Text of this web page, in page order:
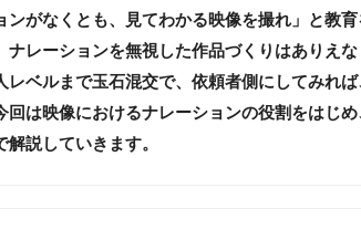
がなくとも、見てわかる映像を撮れ」と教
レーションを無視した作品づくりはありえな
ベルまで玉石混交で、依頼者側にしてみれ
は映像におけるナレーションの役割をはじ
説していきます。